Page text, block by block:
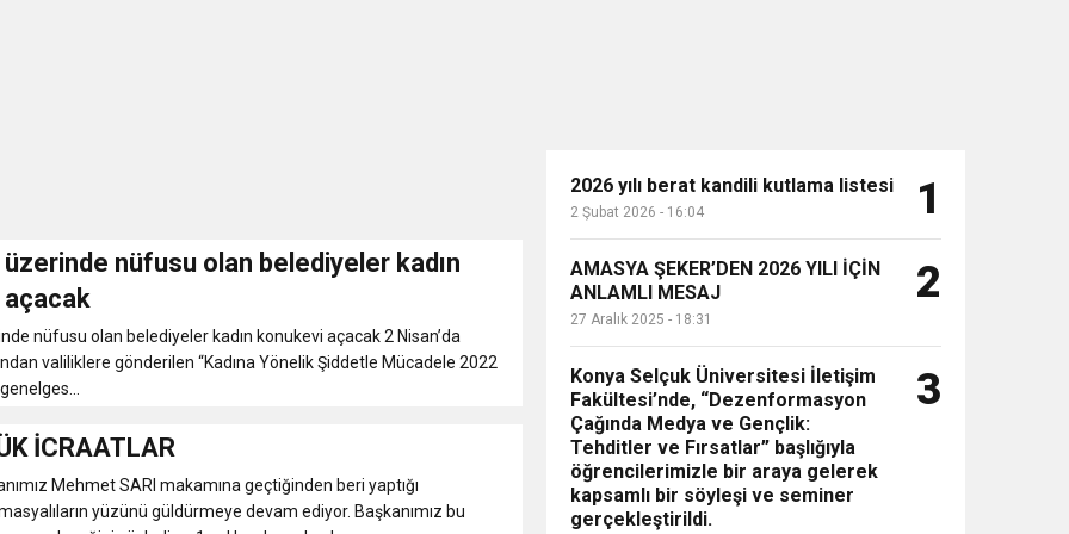
“Amasya’nın Gururları: Dereceye Giren Öğrenciler İçin Anlamlı Tören”
Festivali
listesi
nüfusu olan belediyeler kadın
açacak
nüfusu olan belediyeler kadın konukevi açacak 2 Nisan’da
valiliklere gönderilen “Kadına Yönelik Şiddetle Mücadele 2022
İCRAATLAR
Mehmet SARI makamına geçtiğinden beri yaptığı
yüzünü güldürmeye devam ediyor. Başkanımız bu
2026 yılı berat kandili kutlama listesi
2 Şubat 2026 - 16:04 1
AMASYA ŞEKER’DEN 2026 YILI İÇİN
ANLAMLI MESAJ
27 Aralık 2025 - 18:31
2
Konya Selçuk Üniversitesi İletişim
Fakültesi’nde, “Dezenformasyon
Çağında Medya ve Gençlik:
Tehditler ve Fırsatlar” başlığıyla
öğrencilerimizle bir araya gelerek
kapsamlı bir söyleşi ve seminer
gerçekleştirildi.
3